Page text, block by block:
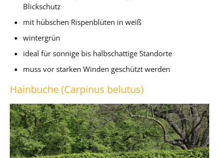
Blickschutz
mit hübschen Rispenblüten in weiß
wintergrün
ideal für sonnige bis halbschattige Standorte
muss vor starken Winden geschützt werden
Hainbuche (Carpinus belutus)